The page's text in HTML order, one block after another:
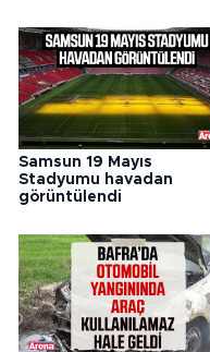
Samsun 19 Mayıs
Stadyumu havadan
görüntülendi